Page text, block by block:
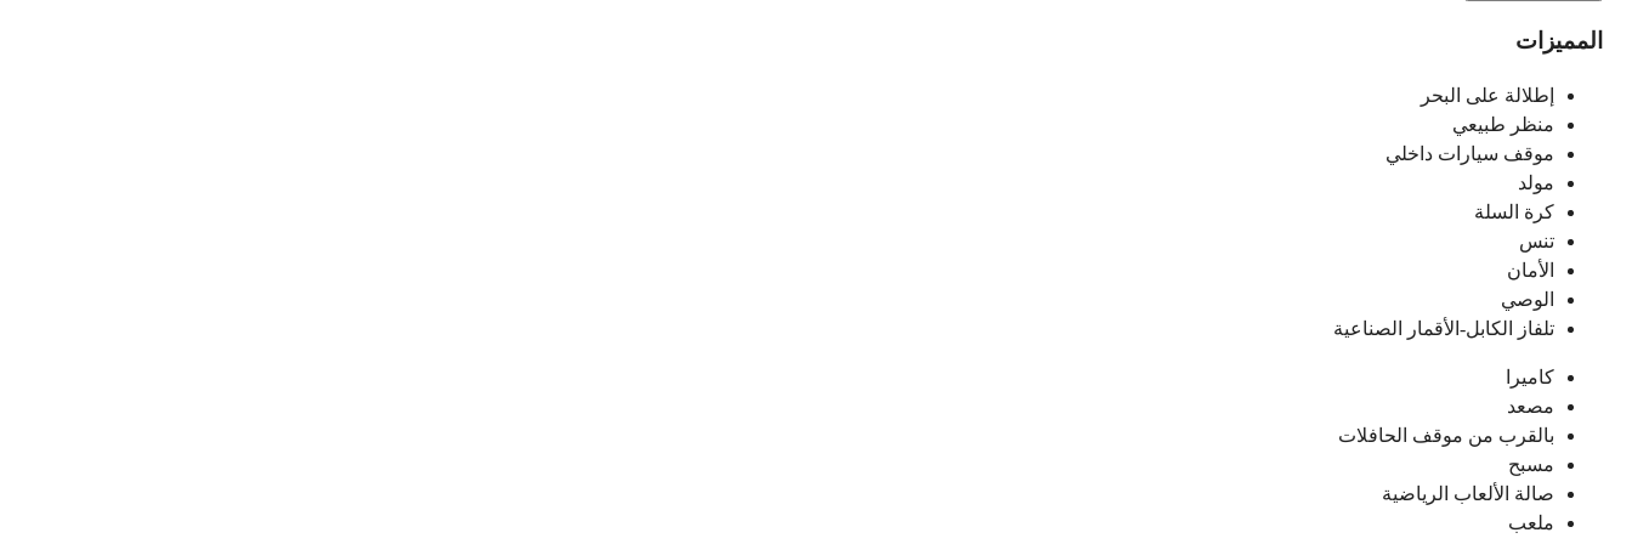
المميزات
إطلالة على البحر
منظر طبيعي
موقف سيارات داخلي
مولد
كرة السلة
تنس
الأمان
الوصي
تلفاز الكابل-الأقمار الصناعية
كاميرا
مصعد
بالقرب من موقف الحافلات
مسبح
صالة الألعاب الرياضية
ملعب